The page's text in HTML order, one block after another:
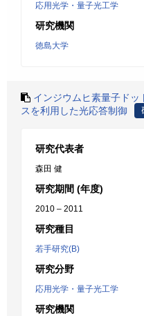
応用光学・量子光工学
研究機関
徳島大学
インジウムヒ素量子ドッ
スを利用した光応答制御
研究代表者
森田 健
研究期間 (年度)
2010 – 2011
研究種目
若手研究(B)
研究分野
応用光学・量子光工学
研究機関